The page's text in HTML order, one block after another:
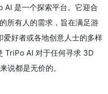
是一个探索平台。它迎合
所有人的需求，旨在满足游
好者或各地创意人士的多样
TriPo AI 对于任何寻求 3D
说都是无价的。